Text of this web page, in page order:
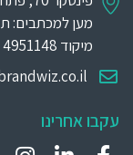
מען למכתבים: ת.ד. 3916 פתח
מיקוד 4951148
עקבו אחרינו